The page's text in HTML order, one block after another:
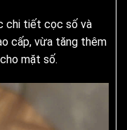
chi tiết cọc số và
cấp, vừa tăng thêm
mặt số.